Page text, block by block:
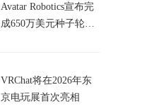
Avatar Robotics宣布完
成650万美元种子轮融
VRChat将在2026年东
京电玩展首次亮相